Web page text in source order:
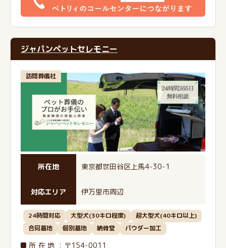
ジャパンペットセレモニー
訪問葬儀社
所在地 東京都世田谷区上馬4-30-1
対応エリア 伊万里市周辺
24時間対応 大型犬(30キロ程度)
超大型犬(40キロ以上)
合同墓地
個別墓地 納骨堂 パウダー加工
所在地 ：〒154-0011